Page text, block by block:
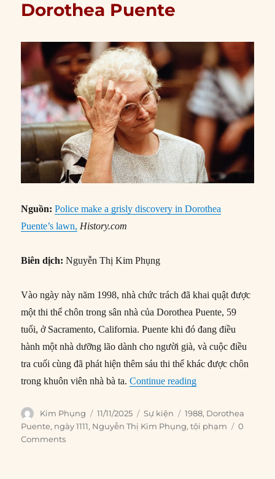
Dorothea Puente
Nguồn:Police make a grisly discovery in Dorothea
Puente’s lawn, History.com
Biên dịch: Nguyễn Thị Kim Phụng
Vào ngày này năm 1998, nhà chức trách đã khai quật được
một thi thể chôn trong sân nhà của Dorothea Puente, 59
tuổi, ở Sacramento, California. Puente khi đó đang điều
hành một nhà dưỡng lão dành cho người già, và cuộc điều
tra cuối cùng đã phát hiện thêm sáu thi thể khác được chôn
trong khuôn viên nhà bà ta.Continue reading“11/11/1988: Vụ án
Author
Kim Phụng
Posted
on
11/11/2025 Categories
Sự kiện Tags
1988, Dorothea
Puente, ngày 1111, Nguyễn Thị Kim Phụng,tội phạm
0
Comments